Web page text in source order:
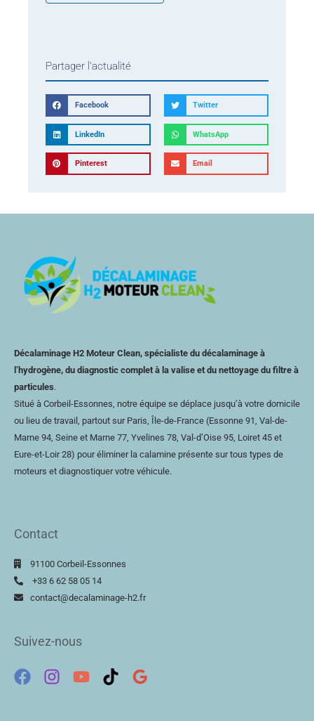
Partager l'actualité
Facebook Twitter
LinkedIn WhatsApp
Pinterest Email
Décalaminage H2 Moteur Clean, spécialiste du décalaminage à
l’hydrogène, du diagnostic complet à la valise et du nettoyage du filtre à
particules.
Situé à Corbeil-Essonnes, notre équipe se déplace jusqu’à votre domicile
ou lieu de travail, partout sur Paris, Île-de-France (Essonne 91, Val-de-
Marne 94, Seine et Marne 77, Yvelines 78, Val-d’Oise 95, Loiret 45 et
Eure-et-Loir28) pour éliminer la calamine présente sur tous types de
moteurs et diagnostiquer votre véhicule.
Contact
91100 Corbeil-Essonnes
+33 6 62 58 05 14
contact@decalaminage-h2.fr
Suivez-nous